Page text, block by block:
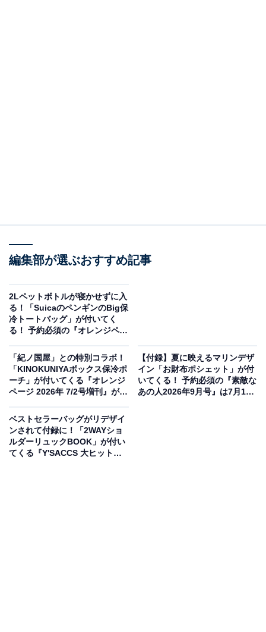
あつまれ どうぶつの森 持ち歩きに便利な葉っぱ柄キルティングデイリーポ
ーチ SPECIAL BOOK（画像出典：Amazon、以下同）
宝島社から7月17日に発売される『あつまれ どうぶつの
森 持ち歩きに便利な葉っぱ柄キルティングデイリーポー
チ SPECIAL BOOK』（税込3289円）。付録として、
編集部が選ぶおすすめ記事
2Lペットボトルが寝かせずに入
る！「SuicaのペンギンのBig保
冷トートバッグ」が付いてく
る！ 予約必須の『オレンジペー
日発売
「紀ノ国屋」との特別コラボ！
「KINOKUNIYAボックス保冷ポ
ーチ」が付いてくる『オレンジ
ページ 2026年 7/2号増刊』が6
【付録】夏に映えるマリンデザ
イン「お財布ポシェット」が付
いてくる！ 予約必須の『素敵な
あの人2026年9月号』は7月15
ベストセラーバッグがリデザイ
ンされて付録に！「2WAYショ
ルダーリュックBOOK」が付い
てくる『Y'SACCS 大ヒットバ